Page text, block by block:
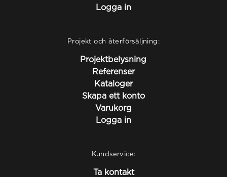
Logga in
Projekt och återförsäljning:
Projektbelysning
Referenser
Kataloger
Skapa ett konto
Varukorg
Logga in
Kundservice:
Ta kontakt